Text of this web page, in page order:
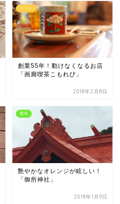
カフェ
創業55年！動けなくなるお店
「画廊喫茶こもれび」
2018年2月8日
観光
艶やかなオレンジが眩しい！
「御所神社」
2018年1月9日